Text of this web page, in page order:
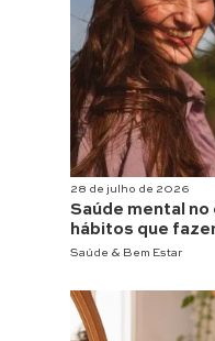
28 de julho de 2026
Saúde mental no
hábitos que
Saúde & Bem Estar